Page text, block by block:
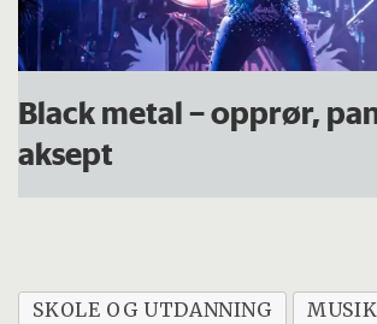
Black metal – opprør,
aksept
SKOLE OG UTDANNING